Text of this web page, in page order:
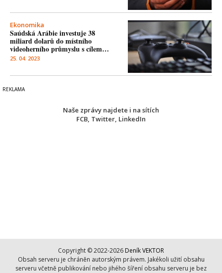
Ekonomika
Saúdská Arábie investuje 38
miliard dolarů do místního
videoherního průmyslu s cílem…
25. 04. 2023
Naše zprávy najdete i na sítích
FCB, Twitter, LinkedIn
Copyright © 2022-2026 Deník VEKTOR
Obsah serveru je chráněn autorským právem. Jakékoli užití obsahu
serveru včetně publikování nebo jihého šíření obsahu serveru je bez